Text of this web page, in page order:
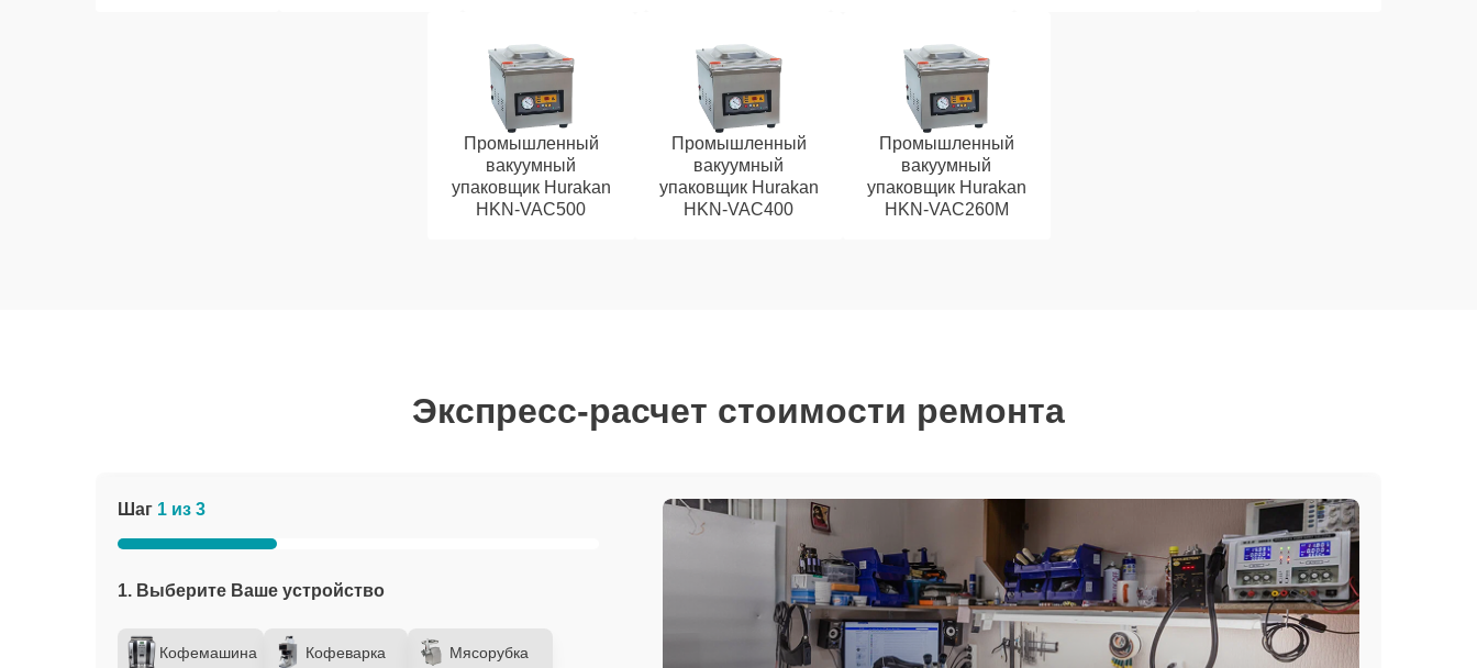
Промышленный
вакуумный
упаковщик Hurakan
HKN-VAC500
Промышленный
вакуумный
упаковщик Hurakan
HKN-VAC400
Промышленный
вакуумный
упаковщик Hurakan
HKN-VAC260M
Экспресс-расчет стоимости ремонта
Шаг 1 из 3
1. Выберите Ваше устройство
Кофемашина Кофеварка Мясорубка